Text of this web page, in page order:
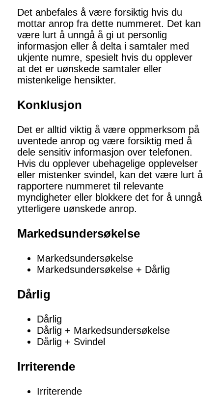
Det anbefales å være forsiktig hvis du
mottar anrop fra dette nummeret. Det kan
være lurt å unngå å gi ut personlig
informasjon eller å delta i samtaler med
ukjente numre, spesielt hvis du opplever
at det er uønskede samtaler eller
mistenkelige hensikter.
Konklusjon
Det er alltid viktig å være oppmerksom på
uventede anrop og være forsiktig med å
dele sensitiv informasjon over telefonen.
Hvis du opplever ubehagelige opplevelser
eller mistenker svindel, kan det være lurt å
rapportere nummeret til relevante
myndigheter eller blokkere det for å unngå
ytterligere uønskede anrop.
Markedsundersøkelse
Markedsundersøkelse
Markedsundersøkelse + Dårlig
Dårlig
Dårlig
Dårlig + Markedsundersøkelse
Dårlig + Svindel
Irriterende
Irriterende